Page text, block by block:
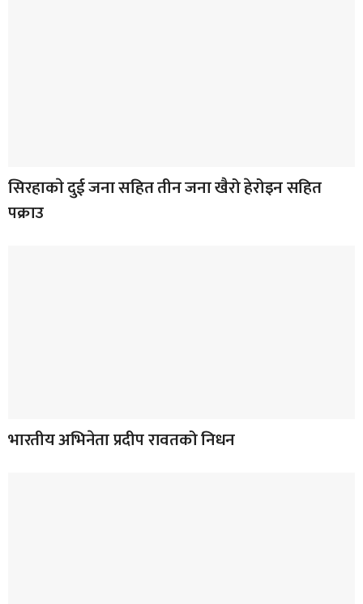
सिरहाकाे दुई जना सहित तीन जना खैरो हेरोइन सहित
पक्राउ
भारतीय अभिनेता प्रदीप रावतको निधन